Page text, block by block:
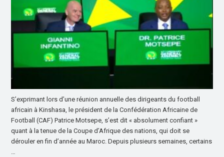
S’exprimant lors d’une réunion annuelle des dirigeants du football
africain à Kinshasa, le président de la Confédération Africaine de
Football (CAF) Patrice Motsepe, s’est dit « absolument confiant »
quant à la tenue de la Coupe d’Afrique des nations, qui doit se
dérouler en fin d’année au Maroc. Depuis plusieurs semaines, certains